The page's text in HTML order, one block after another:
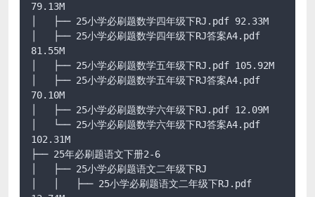
79.13M
│   ├── 25小学必刷题数学四年级下RJ.pdf 92.33M
│   ├── 25小学必刷题数学四年级下RJ答案A4.pdf
81.55M
│   ├── 25小学必刷题数学五年级下RJ.pdf 105.92M
│   ├── 25小学必刷题数学五年级下RJ答案A4.pdf
70.10M
│   ├── 25小学必刷题数学六年级下RJ.pdf 12.09M
│   └── 25小学必刷题数学六年级下RJ答案A4.pdf
102.31M
├── 25年必刷题语文下册2-6
│   ├── 25小学必刷题语文二年级下RJ
│   │   ├── 25小学必刷题语文二年级下RJ.pdf